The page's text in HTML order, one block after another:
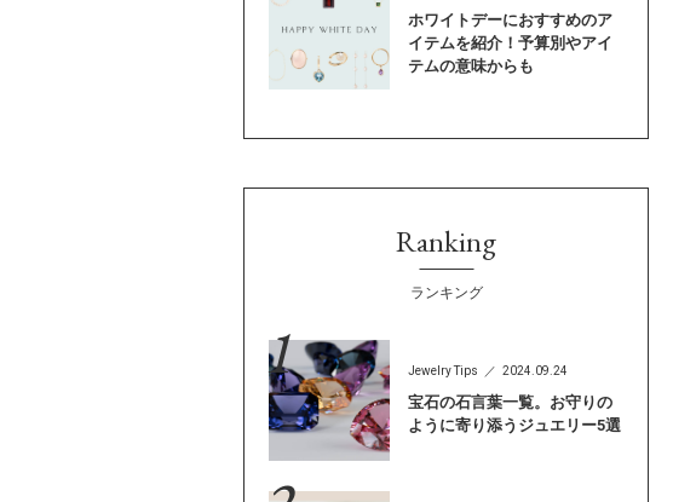
ホワイトデーにおすすめのア
イテムを紹介！予算別やアイ
テムの意味からも
Ranking
ランキング
Jewelry Tips 2024.09.24
宝石の石言葉一覧。お守りの
ように寄り添うジュエリー5選